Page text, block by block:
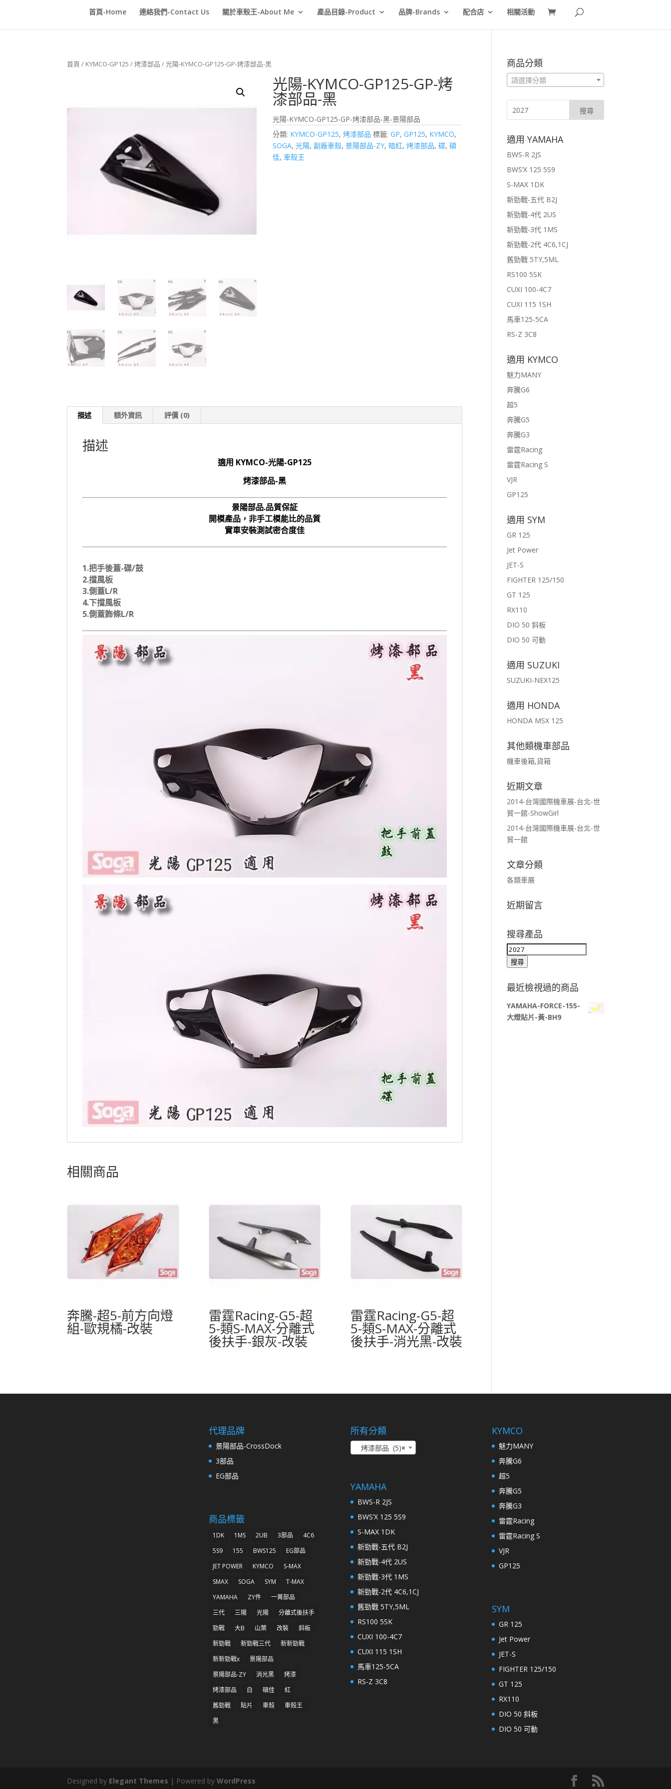
首頁-Home 連絡我們-Contact Us 關於車殼王-About Me 產品目錄-Product 品牌-Brands 配合店 相關活動
首頁 / KYMCO-GP125 /烤漆部品 / 光陽-KYMCO-GP125-GP-烤漆部品-黑
光陽-KYMCO-GP125-GP-烤
漆部品-黑
光陽-KYMCO-GP125-GP-烤漆部品-黑-景陽部品
分類: KYMCO-GP125,烤漆部品 標籤:GP,GP125, KYMCO,
SOGA,光陽,副廠車殼,景陽部品-ZY, 暗紅,烤漆部品,碟,碩
佳, 車殼王
描述 額外資訊 評價 (0)
描述
適用 KYMCO-光陽-GP125
烤漆部品-黑
景陽部品.品質保証
開模產品，非手工模能比的品質
實車安裝測試密合度佳
1.把手後蓋-碟/鼓
2.擋風板
3.側蓋L/R
4.下擋風板
5.側蓋飾條L/R
相關商品
奔騰-超5-前方向燈
組-歐規橘-改裝
雷霆Racing-G5-超
5-類S-MAX-分離式
後扶手-銀灰-改裝
雷霆Racing-G5-超
5-類S-MAX-分離式
後扶手-消光黑-改裝
商品分類
請選擇分類
適用 YAMAHA
BWS-R 2JS
BWS’X 125 5S9
S-MAX 1DK
新勁戰-五代 B2J
新勁戰-4代 2US
新勁戰-3代 1MS
新勁戰-2代 4C6,1CJ
舊勁戰 5TY,5ML
RS100 5SK
CUXI 100-4C7
CUXI 115 1SH
馬車125-5CA
RS-Z 3C8
適用 KYMCO
魅力MANY
奔騰G6
超5
奔騰G5
奔騰G3
雷霆Racing
雷霆Racing S
VJR
GP125
適用 SYM
GR 125
Jet Power
JET-S
FIGHTER 125/150
GT 125
RX110
DIO 50 斜板
DIO 50 可動
適用 SUZUKI
SUZUKI-NEX125
適用 HONDA
HONDA MSX 125
其他類機車部品
機車後箱,貨箱
近期文章
2014-台灣國際機車展-台北-世
貿一館-ShowGirl
2014-台灣國際機車展-台北-世
貿一館
文章分類
各類車展
近期留言
搜尋產品
搜
尋
鍵
字:
搜尋
最近檢視過的商品
YAMAHA-FORCE-155-
大燈貼片-黃-BH9
代理品牌
景陽部品-CrossDock
3部品
EG部品
商品標籤
1DK 1MS 2UB 3部品
4C6
5S9
155 BWS125
EG部品
JET POWER
KYMCO
S-MAX
SMAX
SOGA SYM
T-MAX
YAMAHA
ZY件
一菁部品
三代
三陽 光陽
分離式後扶手
勁戰
大B 山葉 改裝
斜板
新勁戰
新勁戰三代
新新勁戰
新新勁戰x
景陽部品
景陽部品-ZY
消光黑
烤漆
烤漆部品
白 碩佳
紅
舊勁戰
貼片 車殼
車殼王
黑
所有分類
×
烤漆部品 (5)
YAMAHA
BWS-R 2JS
BWS’X 125 5S9
S-MAX 1DK
新勁戰-五代 B2J
新勁戰-4代 2US
新勁戰-3代 1MS
新勁戰-2代 4C6,1CJ
舊勁戰 5TY,5ML
RS100 5SK
CUXI 100-4C7
CUXI 115 1SH
馬車125-5CA
RS-Z 3C8
KYMCO
魅力MANY
奔騰G6
超5
奔騰G5
奔騰G3
雷霆Racing
雷霆Racing S
VJR
GP125
SYM
GR 125
Jet Power
JET-S
FIGHTER 125/150
GT 125
RX110
DIO 50 斜板
DIO 50 可動
Designed by Elegant Themes | Powered byWordPress